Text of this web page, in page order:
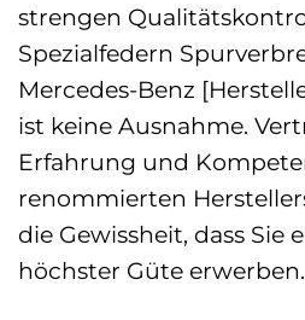
strengen
Spezialfedern
Mercedes-Benz
ist keine Ausnahme.
Erfahrung und
renommierten
die Gewissheit, dass Sie
höchster Güte erwerben.